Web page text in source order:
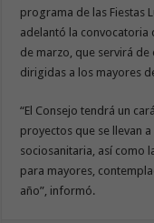
programa de las Fiestas
adelantó la convocatoria
de marzo, que servirá
dirigidas a los mayores
“El Consejo tendrá un
proyectos que se llevan
sociosanitaria, así como
para mayores,
año”, informó.